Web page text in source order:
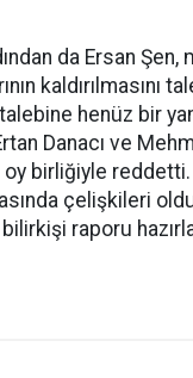
da Ersan Şen,
kaldırılmasını
henüz bir
Danacı ve
birliğiyle reddetti.
çelişkileri
raporu